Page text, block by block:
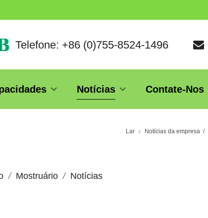
Telefone: +86 (0)755-8524-1496
Notícias Contate-Nos
Mostruário Notícias
Lar Notícias da empresa /